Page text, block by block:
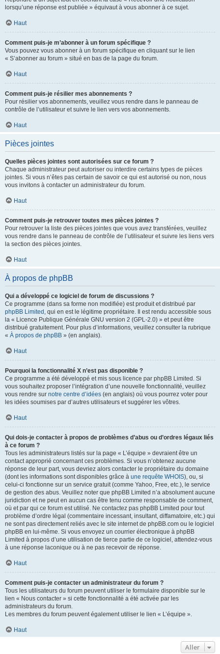
lorsqu’une réponse est publiée » équivaut à vous abonner à ce sujet.
Haut
Comment puis-je m’abonner à un forum spécifique ?
Vous pouvez vous abonner à un forum spécifique en cliquant sur le lien
« S’abonner au forum » situé en bas de la page du forum.
Haut
Comment puis-je résilier mes abonnements ?
Pour résilier vos abonnements, veuillez vous rendre dans le panneau de
contrôle de l’utilisateur et suivre le lien vers vos abonnements.
Haut
Pièces jointes
Quelles pièces jointes sont autorisées sur ce forum ?
Chaque administrateur peut autoriser ou interdire certains types de pièces
jointes. Si vous n’êtes pas certain de savoir ce qui est autorisé ou non, nous
vous invitons à contacter un administrateur du forum.
Haut
Comment puis-je retrouver toutes mes pièces jointes ?
Pour retrouver la liste des pièces jointes que vous avez transférées, veuillez
vous rendre dans le panneau de contrôle de l’utilisateur et suivre les liens vers
la section des pièces jointes.
Haut
À propos de phpBB
Qui a développé ce logiciel de forum de discussions ?
Ce programme (dans sa forme non modifiée) est produit et distribué par
phpBB Limited , qui en est le légitime propriétaire. Il est rendu accessible sous
la « Licence Publique Générale GNU version 2 (GPL-2.0) » et peut être
distribué gratuitement. Pour plus d’informations, veuillez consulter la rubrique
« À propos de phpBB » (en anglais).
Haut
Pourquoi la fonctionnalité X n’est pas disponible ?
Ce programme a été développé et mis sous licence par phpBB Limited. Si
vous souhaitez proposer l’intégration d’une nouvelle fonctionnalité, veuillez
vous rendre sur notre centre d’idées (en anglais) où vous pourrez voter pour
les idées soumises par d’autres utilisateurs et suggérer les vôtres.
Haut
Qui dois-je contacter à propos de problèmes d’abus ou d’ordres légaux liés
à ce forum ?
Tous les administrateurs listés sur la page « L’équipe » devraient être un
contact approprié concernant ces problèmes. Si vous n’obtenez aucune
réponse de leur part, vous devriez alors contacter le propriétaire du domaine
(dont les informations sont disponibles grâce à une requête WHOIS), ou, si
celui-ci fonctionne sur un service gratuit (comme Yahoo, Free, etc.), le service
de gestion des abus. Veuillez noter que phpBB Limited n’a absolument aucune
juridiction et ne peut en aucun cas être tenu comme responsable de comment,
où et par qui ce forum est utilisé. Ne contactez pas phpBB Limited pour tout
problème d’ordre légal (commentaire incessant, insultant, diffamatoire, etc.) qui
ne sont pas directement reliés avec le site internet de phpBB.com ou le logiciel
phpBB en lui-même. Si vous envoyez un courrier électronique à phpBB
Limited à propos d’une utilisation de tierce partie de ce logiciel, attendez-vous
à une réponse laconique ou à ne pas recevoir de réponse.
Haut
Comment puis-je contacter un administrateur du forum ?
Tous les utilisateurs du forum peuvent utiliser le formulaire disponible sur le
lien « Nous contacter » si cette fonctionnalité a été activée par les
administrateurs du forum.
Les membres du forum peuvent également utiliser le lien « L’équipe ».
Haut
Aller